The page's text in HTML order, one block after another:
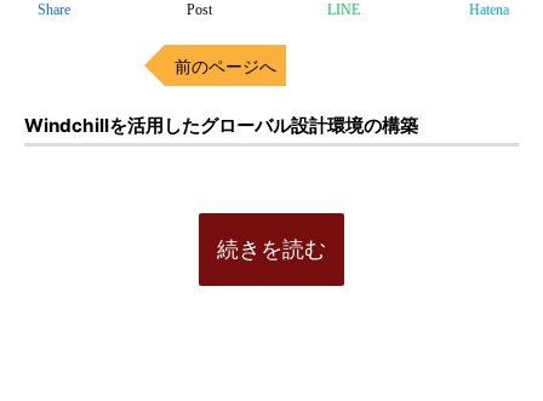
Share Post LINE Hatena
前のページへ
Windchillを活用したグローバル設計環境の構築
続きを読む